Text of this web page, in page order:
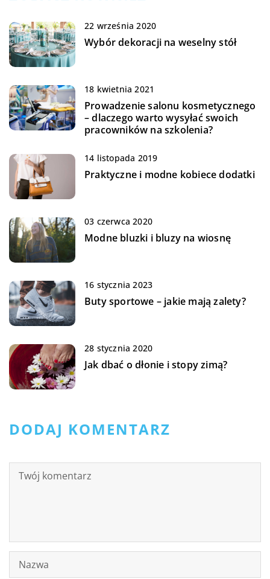
22 września 2020
Wybór dekoracji na weselny stół
18 kwietnia 2021
Prowadzenie salonu kosmetycznego
– dlaczego warto wysyłać swoich
pracowników na szkolenia?
14 listopada 2019
Praktyczne i modne kobiece dodatki
03 czerwca 2020
Modne bluzki i bluzy na wiosnę
16 stycznia 2023
Buty sportowe – jakie mają zalety?
28 stycznia 2020
Jak dbać o dłonie i stopy zimą?
DODAJ KOMENTARZ